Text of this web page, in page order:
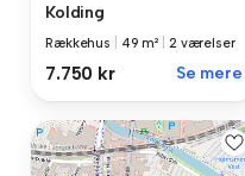
Kolding
Rækkehus 49 m² 2 værelser
7.750 kr Se mere